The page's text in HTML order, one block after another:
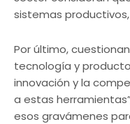
sistemas
Por último,
tecnología y
innovación y la
a estas
esos gravámenes